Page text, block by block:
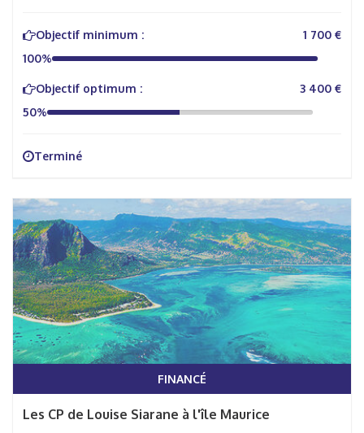
Objectif minimum :
1 700 €
100%
Objectif optimum :
3 400 €
50%
Terminé
FINANCÉ
Les CP de Louise Siarane à l'île Maurice